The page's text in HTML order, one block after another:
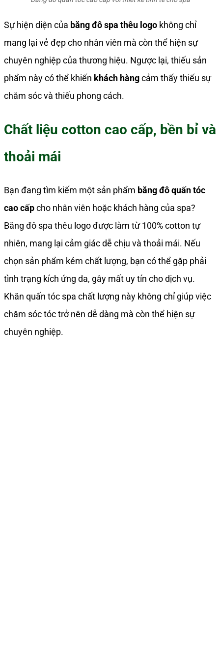
Sự hiện diện của băng đô spa thêu logo không chỉ
mang lại vẻ đẹp cho nhân viên mà còn thể hiện sự
chuyên nghiệp của thương hiệu. Ngược lại, thiếu sản
phẩm này có thể khiến khách hàngcảm thấy thiếu sự
chăm sóc và thiếu phong cách.
Chất liệu cotton cao cấp, bền bỉ và
thoải mái
Bạn đang tìm kiếm một sản phẩm băng đô quấn tóc
cao cấpcho nhân viên hoặc khách hàng của spa?
Băng đô spa thêu logo được làm từ 100% cotton tự
nhiên, mang lại cảm giác dễ chịu và thoải mái. Nếu
chọn sản phẩm kém chất lượng, bạn có thể gặp phải
tình trạng kích ứng da, gây mất uy tín cho dịch vụ.
Khăn quấn tóc spa chất lượng này không chỉ giúp việc
chăm sóc tóc trở nên dễ dàng mà còn thể hiện sự
chuyên nghiệp.